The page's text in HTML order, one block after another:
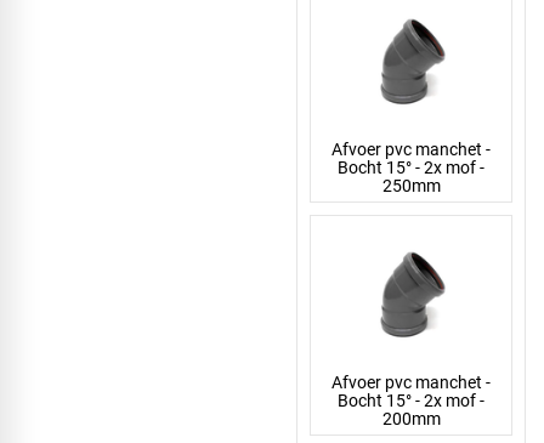
Afvoer pvc manchet -
Bocht 15° - 2x mof -
250mm
Afvoer pvc manchet -
Bocht 15° - 2x mof -
200mm